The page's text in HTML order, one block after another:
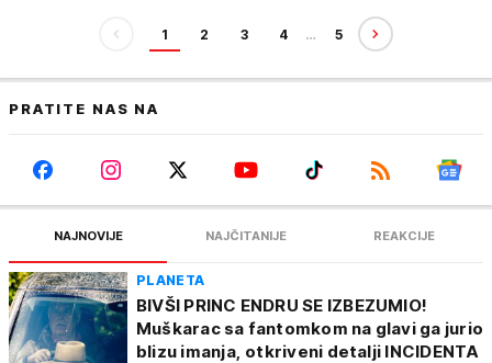
1 2 3 4 … 5
PRATITE NAS NA
NAJNOVIJE NAJČITANIJE REAKCIJE
PLANETA
BIVŠI PRINC ENDRU SE IZBEZUMIO!
Muškarac sa fantomkom na glavi ga jurio
blizu imanja, otkriveni detalji INCIDENTA